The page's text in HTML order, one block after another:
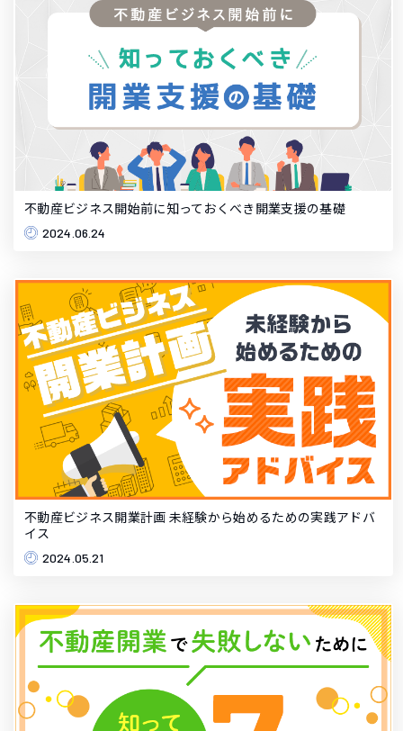
不動産ビジネス開始前に知っておくべき開業支援の基礎
2024.06.24
不動産ビジネス開業計画 未経験から始めるための実践アドバ
イス
2024.05.21